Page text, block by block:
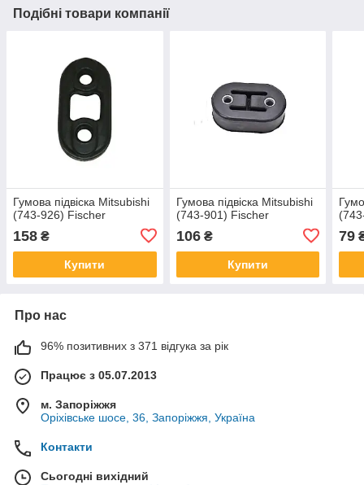
Подібні товари компанії
Гумова підвіска Mitsubishi
(743-926) Fischer
158 ₴
Купити
Гумова підвіска Mitsubishi
(743-901) Fischer
106₴
Купити
79
Про нас
96% позитивних з 371 відгука за рік
Працює з 05.07.2013
м. Запоріжжя
Оріхівське шосе, 36, Запоріжжя, Україна
Контакти
Сьогодні вихідний